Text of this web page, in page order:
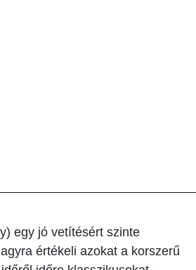
egy jó vetítésért szinte
értékeli azokat a korszerű